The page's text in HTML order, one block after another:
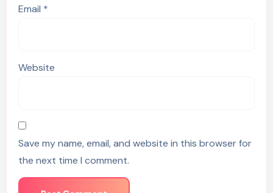
Email *
Website
Save my name, email, and website in this browser for
the next time I comment.